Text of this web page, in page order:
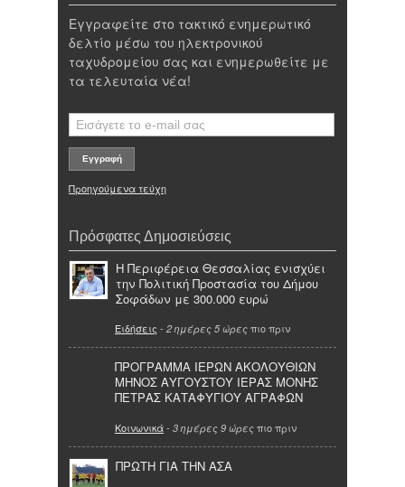
Εγγραφείτε στο τακτικό ενημερωτικό
δελτίο μέσω του ηλεκτρονικού
ταχυδρομείου σας και ενημερωθείτε με
τα τελευταία νέα!
Προηγούμενα τεύχη
Πρόσφατες Δημοσιεύσεις
Η Περιφέρεια Θεσσαλίας ενισχύει
την Πολιτική Προστασία του Δήμου
Σοφάδων με 300.000 ευρώ
Ειδήσεις - 2 ημέρες 5 ώρες πιο πριν
ΠΡΟΓΡΑΜΜΑ ΙΕΡΩΝ ΑΚΟΛΟΥΘΙΩΝ
ΜΗΝΟΣ ΑΥΓΟΥΣΤΟΥ ΙΕΡΑΣ ΜΟΝΗΣ
ΠΕΤΡΑΣ ΚΑΤΑΦΥΓΙΟΥ ΑΓΡΑΦΩΝ
Κοινωνικά- 3 ημέρες 9 ώρες πιο πριν
ΠΡΩΤΗ ΓΙΑ ΤΗΝ ΑΣΑ